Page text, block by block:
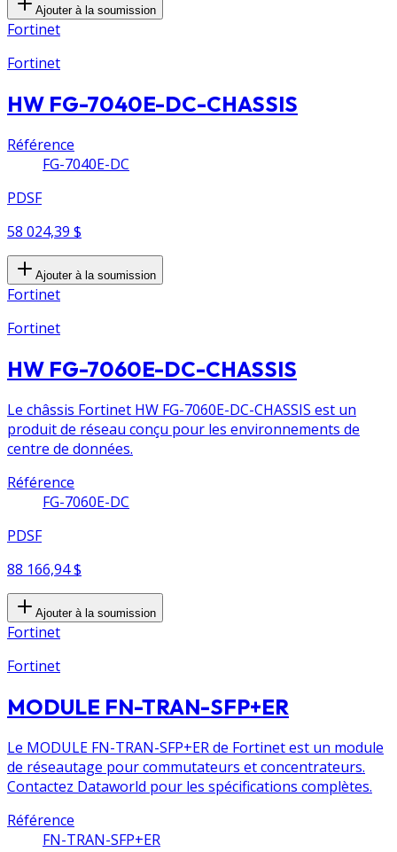
Ajouter à la soumission
Fortinet
Fortinet
HW FG-7040E-DC-CHASSIS
Référence
FG-7040E-DC
PDSF
58 024,39 $
Ajouter à la soumission
Fortinet
Fortinet
HW FG-7060E-DC-CHASSIS
Le châssis Fortinet HW FG-7060E-DC-CHASSIS est un
produit de réseau conçu pour les environnements de
centre de données.
Référence
FG-7060E-DC
PDSF
88 166,94 $
Ajouter à la soumission
Fortinet
Fortinet
MODULE FN-TRAN-SFP+ER
Le MODULE FN-TRAN-SFP+ER de Fortinet est un module
de réseautage pour commutateurs et concentrateurs.
Contactez Dataworld pour les spécifications complètes.
Référence
FN-TRAN-SFP+ER